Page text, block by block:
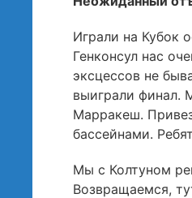
Играли на Кубок
Генконсул нас
эксцессов не
выиграли финал.
Марракеш.
бассейнами.
Мы с Колтуном
Возвращаемся,